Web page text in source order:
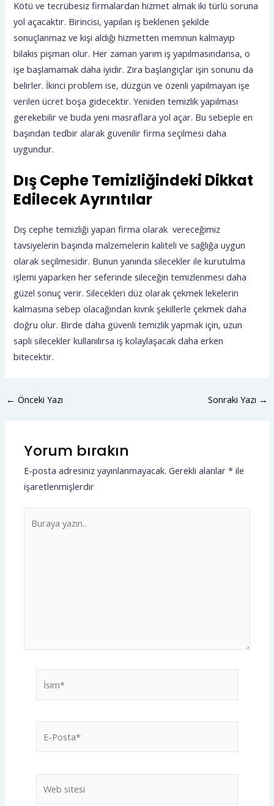
Kötü ve tecrübesiz firmalardan hizmet almak iki türlü soruna
yol açacaktır. Birincisi, yapılan iş beklenen şekilde
sonuçlanmaz ve kişi aldığı hizmetten memnun kalmayıp
bilakis pişman olur. Her zaman yarım iş yapılmasındansa, o
işe başlamamak daha iyidir. Zira başlangıçlar işin sonunu da
belirler. İkinci problem ise, düzgün ve özenli yapılmayan işe
verilen ücret boşa gidecektir. Yeniden temizlik yapılması
gerekebilir ve buda yeni masraflara yol açar. Bu sebeple en
başından tedbir alarak güvenilir firma seçilmesi daha
uygundur.
Dış Cephe Temizliğindeki Dikkat
Edilecek Ayrıntılar
Dış cephe temizliği yapan firma olarak vereceğimiz
tavsiyelerin başında malzemelerin kaliteli ve sağlığa uygun
olarak seçilmesidir. Bunun yanında silecekler ile kurutulma
işlemi yaparken her seferinde sileceğin temizlenmesi daha
güzel sonuç verir. Silecekleri düz olarak çekmek lekelerin
kalmasına sebep olacağından kıvrık şekillerle çekmek daha
doğru olur. Birde daha güvenli temizlik yapmak için, uzun
saplı silecekler kullanılırsa iş kolaylaşacak daha erken
bitecektir.
← Önceki Yazı Sonraki Yazı →
Yorum bırakın
E-posta adresiniz yayınlanmayacak. Gerekli alanlar* ile
işaretlenmişlerdir
yazın..